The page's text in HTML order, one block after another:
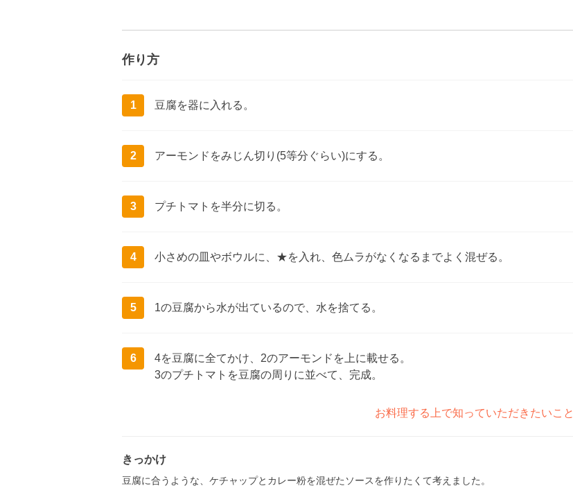
作り方
1 豆腐を器に入れる。
2 アーモンドをみじん切り(5等分ぐらい)にする。
3 プチトマトを半分に切る。
4 小さめの皿やボウルに、★を入れ、色ムラがなくなるまでよく混ぜる。
5 1の豆腐から水が出ているので、水を捨てる。
6
4を豆腐に全てかけ、2のアーモンドを上に載せる。
3のプチトマトを豆腐の周りに並べて、完成。
お料理する上で知っていただきたいこと
きっかけ
豆腐に合うような、ケチャップとカレー粉を混ぜたソースを作りたくて考えました。